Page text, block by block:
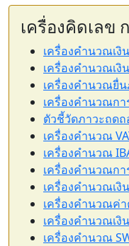
เครื่องคิดเลข
เครื่องคำนวณเงิ
เครื่องคำนวณเงิ
เครื่องคำนวณยื่
เครื่องคำนวณก
ตัวชี้วัดภาวะถด
เครื่องคำนวณ
เครื่องคำนวณ
เครื่องคำนวณก
เครื่องคำนวณเงิ
เครื่องคำนวณค่
เครื่องคำนวณเงิ
เครื่องคำนวณ